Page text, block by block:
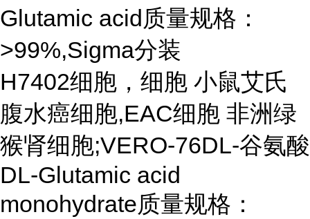
Glutamic acid质量规格：
>99%,Sigma分装
H7402细胞，细胞 小鼠艾氏
腹水癌细胞,EAC细胞 非洲绿
猴肾细胞;VERO-76DL-谷氨酸
DL-Glutamic acid
monohydrate质量规格：